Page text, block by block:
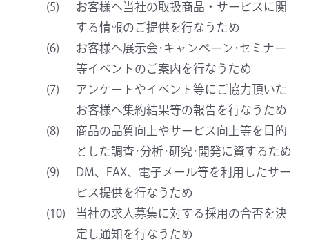
お客様へ当社の取扱商品・サービスに関
する情報のご提供を行なうため
お客様へ展示会･キャンペーン･セミナー
等イベントのご案内を行なうため
アンケートやイベント等にご協力頂いた
お客様へ集約結果等の報告を行なうため
商品の品質向上やサービス向上等を目的
とした調査･分析･研究･開発に資するため
DM、FAX、電子メール等を利用したサー
ビス提供を行なうため
当社の求人募集に対する採用の合否を決
定し通知を行なうため